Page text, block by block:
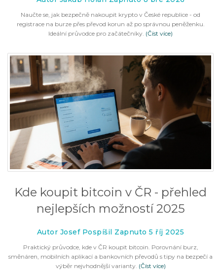
Naučte se, jak bezpečně nakoupit krypto v České republice - od
registrace na burze přes převod korun až po správnou peněženku.
Ideální průvodce pro začátečníky. (Číst více)
Kde koupit bitcoin v ČR - přehled
nejlepších možností 2025
Autor Josef Pospíšil Zapnuto 5 říj 2025
Praktický průvodce, kde v ČR koupit bitcoin. Porovnání burz,
směnáren, mobilních aplikací a bankovních převodů s tipy na bezpečí a
výběr nejvhodnější varianty. (Číst více)